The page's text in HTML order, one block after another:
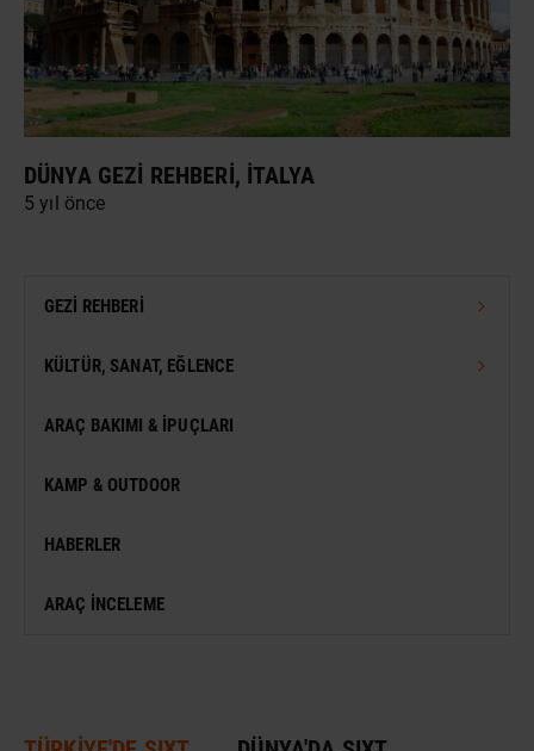
DÜNYA GEZI REHBERI, İTALYA
5 yıl önce
GEZI REHBERI
TÜRKIYE GEZI REHBERI
KÜLTÜR, SANAT, EĞLENCE
FESTIVAL
ANTIK KENT & ALANLAR
ARAÇ BAKIMI & İPUÇLARI
KAMP & OUTDOOR
HABERLER
ARAÇ İNCELEME